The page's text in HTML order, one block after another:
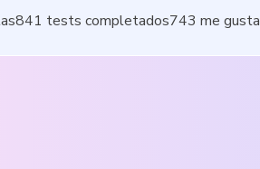
841 tests completados743 me gusta